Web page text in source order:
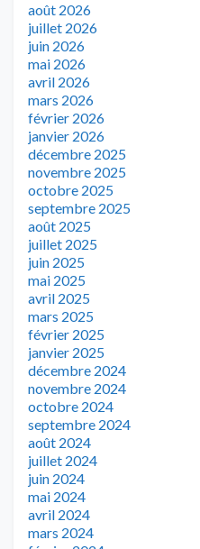
août 2026
juillet 2026
juin 2026
mai 2026
avril 2026
mars 2026
février 2026
janvier 2026
décembre 2025
novembre 2025
octobre 2025
septembre 2025
août 2025
juillet 2025
juin 2025
mai 2025
avril 2025
mars 2025
février 2025
janvier 2025
décembre 2024
novembre 2024
octobre 2024
septembre 2024
août 2024
juillet 2024
juin 2024
mai 2024
avril 2024
mars 2024